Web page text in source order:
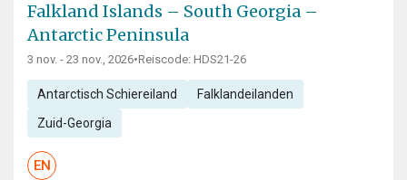
Falkland Islands – South Georgia –
Antarctic Peninsula
3 nov. - 23 nov., 2026•Reiscode: HDS21-26
Antarctisch Schiereiland Falklandeilanden
Zuid-Georgia
EN